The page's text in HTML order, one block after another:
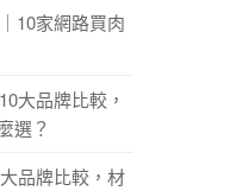
10家網路買肉
大品牌比較，
選？
品牌比較，材